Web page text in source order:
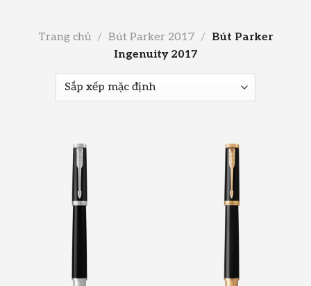
Trang chủ / Bút Parker 2017 / Bút Parker
Ingenuity 2017